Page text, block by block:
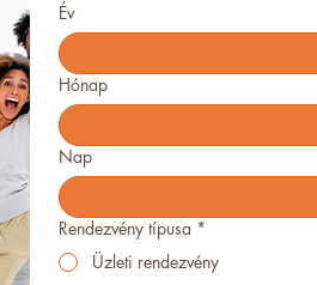
Év
Hónap
Nap
Rendezvény típusa *
Üzleti rendezvény